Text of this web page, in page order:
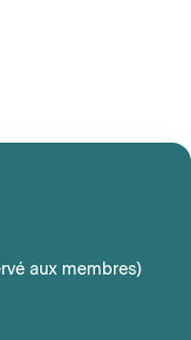
aux membres)